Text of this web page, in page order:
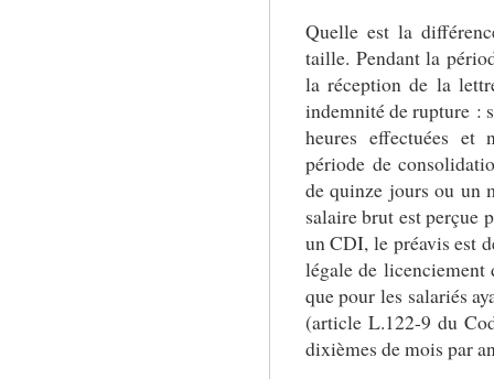
Quelle est la
taille. Pendant la
la réception de la
indemnité de rupture :
heures effectuées et
période de
de quinze jours ou un
salaire brut est perçue
un CDI, le préavis est
légale de
que pour les salariés
(article L.122-9 du
dixièmes de mois par